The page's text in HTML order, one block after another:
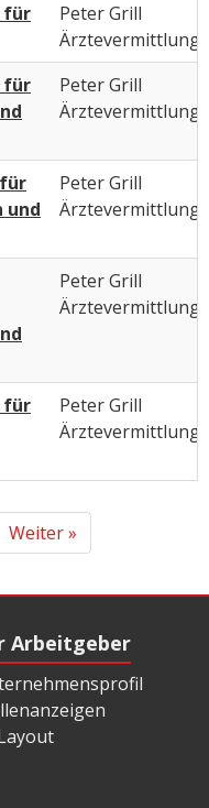
für
Peter Grill
Ärztevermittlung
für
Peter Grill
Ärztevermittlung
und
Peter Grill
Ärztevermittlung
Peter Grill
Ärztevermittlung
für
Peter Grill
Ärztevermittlung
Weiter »
Arbeitgeber